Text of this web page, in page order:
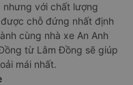
với chất lượng
chỗ đứng nhất định
cùng nhà xe An Anh
từ Lâm Đồng sẽ giúp
mái nhất.